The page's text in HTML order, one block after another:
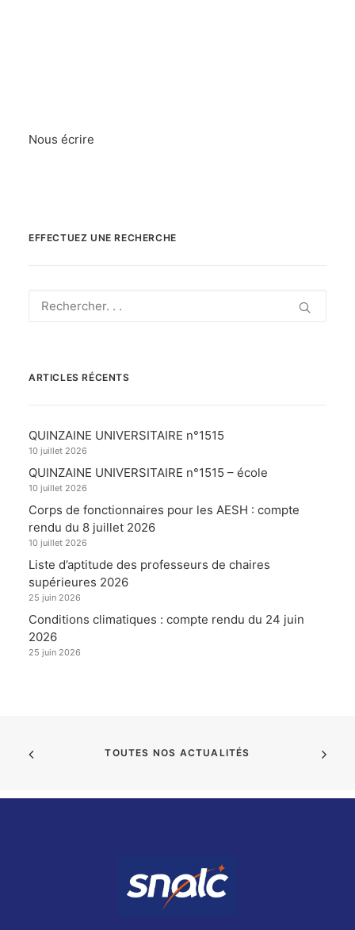
Nous écrire
EFFECTUEZ UNE RECHERCHE
ARTICLES RÉCENTS
QUINZAINE UNIVERSITAIRE n°1515
10 juillet 2026
QUINZAINE UNIVERSITAIRE n°1515 – école
10 juillet 2026
Corps de fonctionnaires pour les AESH : compte
rendu du 8 juillet 2026
10 juillet 2026
Liste d’aptitude des professeurs de chaires
supérieures 2026
25 juin 2026
Conditions climatiques : compte rendu du 24 juin
2026
25 juin 2026
TOUTES NOS ACTUALITÉS